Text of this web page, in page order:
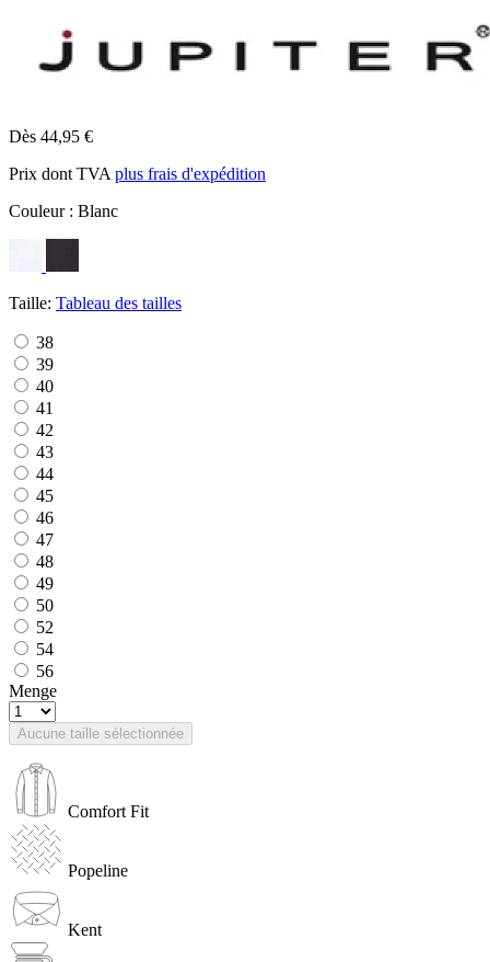
Dès 44,95 €
Prix dont TVA plus frais d'expédition
Couleur : Blanc
Taille: Tableau des tailles
38
39
40
41
42
43
44
45
46
47
48
49
50
52
54
56
Menge
Aucune taille sélectionnée
Comfort Fit
Popeline
Kent